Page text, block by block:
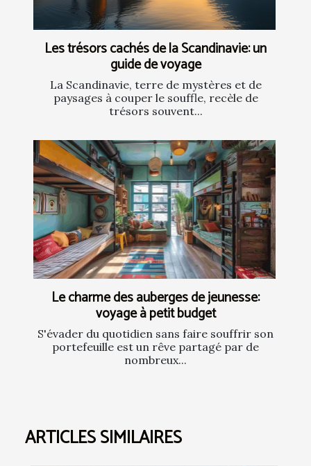
Les trésors cachés de la Scandinavie: un
guide de voyage
La Scandinavie, terre de mystères et de
paysages à couper le souffle, recèle de
trésors souvent...
Le charme des auberges de jeunesse:
voyage à petit budget
S'évader du quotidien sans faire souffrir son
portefeuille est un rêve partagé par de
nombreux...
ARTICLES SIMILAIRES